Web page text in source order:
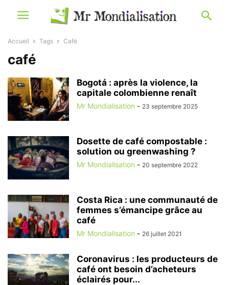
Accueil Tags Café
café
Bogotá : après la violence, la
capitale colombienne renaît
Mr Mondialisation - 23 septembre 2025
Dosette de café compostable :
solution ou greenwashing ?
Mr Mondialisation - 20 septembre 2022
Costa Rica : une communauté de
femmes s’émancipe grâce au
café
Mr Mondialisation - 26 juillet 2021
Coronavirus : les producteurs de
café ont besoin d’acheteurs
éclairés pour...